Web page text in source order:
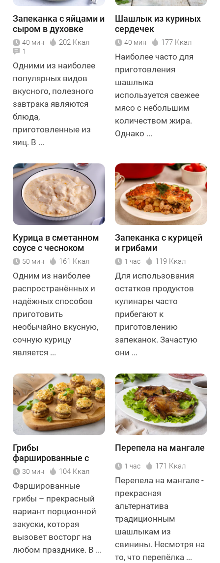
Запеканка с яйцами и
сыром в духовке
40 мин 202 Ккал
1
Одними из наиболее
популярных видов
вкусного, полезного
завтрака являются
блюда,
приготовленные из
яиц. В ...
Шашлык из куриных
сердечек
40 мин 177 Ккал
Наиболее часто для
приготовления
шашлыка
используется свежее
мясо с небольшим
количеством жира.
Однако ...
Курица в сметанном
соусе с чесноком
50 мин 161 Ккал
Одним из наиболее
распространённых и
надёжных способов
приготовить
необычайно вкусную,
сочную курицу
является ...
Запеканка с курицей
и грибами
1 час 119 Ккал
Для использования
остатков продуктов
кулинары часто
прибегают к
приготовлению
запеканок. Зачастую
они ...
Грибы
фаршированные с
тунцом
30 мин 104 Ккал
Фаршированные
грибы – прекрасный
вариант порционной
закуски, которая
вызовет восторг на
любом празднике. В ...
Перепела на мангале
1 час 171 Ккал
Перепела на мангале -
прекрасная
альтернатива
традиционным
шашлыкам из
свинины. Несмотря на
то, что перепёлка ...